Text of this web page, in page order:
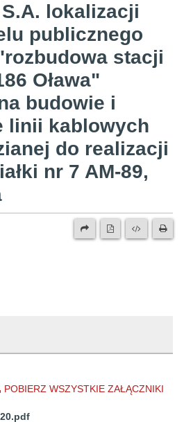
lokalizacji
publicznego
stacji
Oława"
budowie i
linii kablowych
do realizacji
nr 7 AM-89,
POBIERZ WSZYSTKIE ZAŁĄCZNIKI